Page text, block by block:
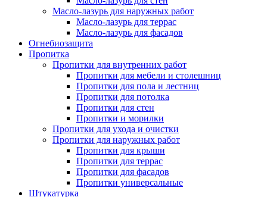
Масло-лазурь для наружных работ
Масло-лазурь для террас
Масло-лазурь для фасадов
Огнебиозащита
Пропитка
Пропитки для внутренних работ
Пропитки для мебели и столешниц
Пропитки для пола и лестниц
Пропитки для потолка
Пропитки для стен
Пропитки и морилки
Пропитки для ухода и очистки
Пропитки для наружных работ
Пропитки для крыши
Пропитки для террас
Пропитки для фасадов
Пропитки универсальные
Штукатурка